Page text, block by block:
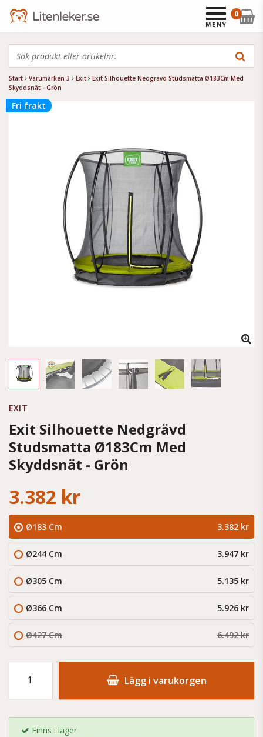
Start Varumärken 3 Exit
Exit Silhouette Nedgrävd Studsmatta Ø183Cm Med
Skyddsnät - Grön
Fri frakt
EXIT
Exit Silhouette Nedgrävd
Studsmatta Ø183Cm Med
Skyddsnät - Grön
3.382 kr
Ø183 Cm 3.382 kr
Ø244 Cm 3.947 kr
Ø305 Cm 5.135 kr
Ø366 Cm 5.926 kr
Ø427 Cm 6.492 kr
Lägg i varukorgen
Finns i lager
0
MENY